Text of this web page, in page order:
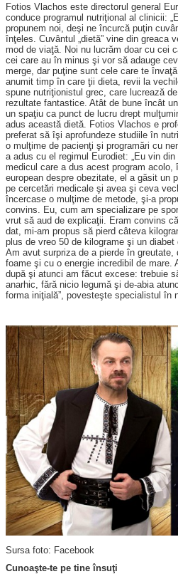
Fotios Vlachos este directorul ge­neral
conduce programul nutriţional al clinicii:
propunem noi, deşi ne încurcă puţin
înţeles. Cuvântul „dietă” vine din greaca
mod de viaţă. Noi nu lucrăm doar cu cei
cei care au în minus şi vor să adauge
merge, dar puţine sunt cele care te
anumit timp în care ţii dieta, revii la
spune nutriţionistul grec, care lucrează
rezultate fantastice. Atât de bune încât
un spaţiu ca punct de lucru drept
adus această dietă. Fotios Vlachos e
preferat să îşi aprofundeze studiile în
o mulţime de pacienţi şi programări cu
a adus cu el regimul Eurodiet: „Eu vin
medicul care a dus acest program acolo,
european despre obezitate, el a găsit un
pe cercetări medicale şi avea şi ceva
încercase o mulţime de metode, şi-a
convins. Eu, cum am specializare pe
vrut să aud de explicaţii. Eram convins
dat, mi-am propus să pierd câteva
plus de vreo 50 de kilograme şi un diabet
Am avut surpriza de a pierde în greutate,
foame şi cu o energie incredibil de
după şi atunci am făcut excese: trebuie
anarhic, fără nicio legumă şi de-abia
forma iniţială”, povesteşte specialistul în
Sursa foto: Facebook
Cunoaşte-te pe tine însuţi